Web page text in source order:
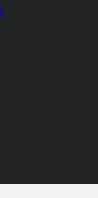
نسبت ابعادی و